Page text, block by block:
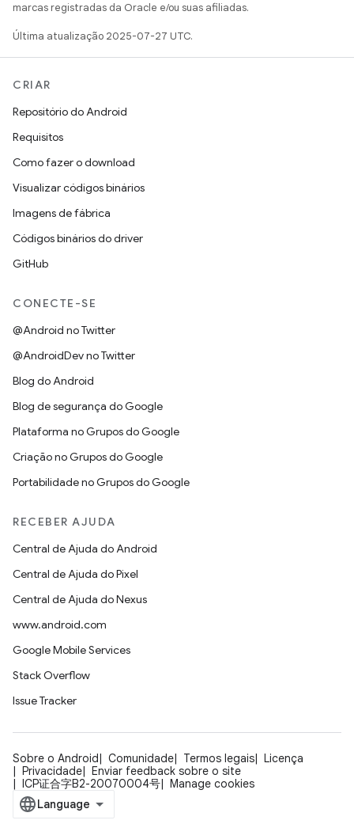
marcas registradas da Oracle e/ou suas afiliadas.
Última atualização 2025-07-27 UTC.
CRIAR
Repositório do Android
Requisitos
Como fazer o download
Visualizar códigos binários
Imagens de fábrica
Códigos binários do driver
GitHub
CONECTE-SE
@Android no Twitter
@AndroidDev no Twitter
Blog do Android
Blog de segurança do Google
Plataforma no Grupos do Google
Criação no Grupos do Google
Portabilidade no Grupos do Google
RECEBER AJUDA
Central de Ajuda do Android
Central de Ajuda do Pixel
Central de Ajuda do Nexus
www.android.com
Google Mobile Services
Stack Overflow
Issue Tracker
Sobre o Android Comunidade Termos legais
Licença
Privacidade
Enviar feedback sobre o site
ICP证合字B2-20070004号
Manage cookies